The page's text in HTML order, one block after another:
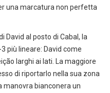
una marcatura non perfetta
David al posto di Cabal, la
più lineare: David come
larghi ai lati. La maggiore
di riportarlo nella sua zona
manovra bianconera un